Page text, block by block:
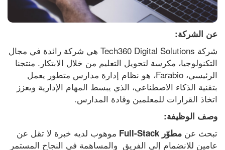
عن الشركة:
اتخاذ القرارات للمعلمين وقادة المدارس.
وصف الوظيفة:
تبحث عن مطوّر Full-Stack